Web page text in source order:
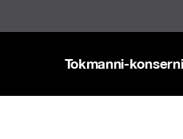
Tokmanni-konserni